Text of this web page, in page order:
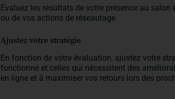
Évaluez les résultats de votre présence au salon
ou de vos actions de réseautage.
Ajustez votre stratégie
En fonction de votre évaluation, ajustez votre
fonctionné et celles qui nécessitent des
en ligne et à maximiser vos retours lors des